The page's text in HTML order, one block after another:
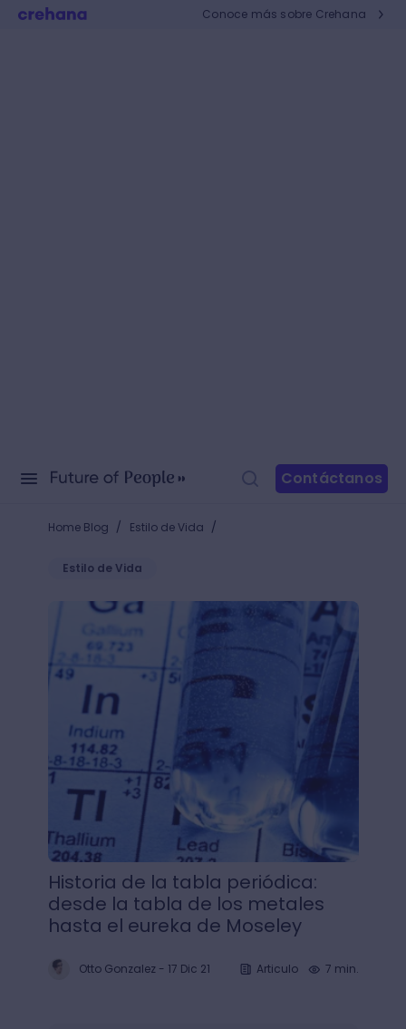
Conoce más sobre Crehana
Contáctanos
Home Blog / Estilo de Vida /
Estilo de Vida
Historia de la tabla periódica: desde la tabla de
Historia de la tabla periódica:
desde la tabla de los metales
hasta el eureka de Moseley
Otto Gonzalez- 17 Dic 21 Articulo 7 min.